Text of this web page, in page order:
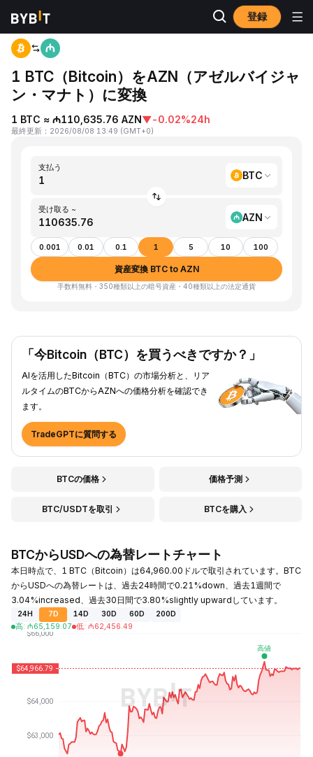
登録
ホーム BTC to AZN
1 BTC（Bitcoin）をAZN（アゼルバイジャ
ン・マナト）に変換
1 BTC ≈ ₼110,635.76 AZN▼-0.02%24h
最終更新 ： 2026/08/08 13:49 (GMT+0)
支払う
BTC
受け取る ~
AZN
0.001 0.01 0.1 1 5 10 100
資産変換 BTC to AZN
手数料無料・350種類以上の暗号資産・40種類以上の法定通貨
「今Bitcoin（BTC）を買うべきですか？」
AIを活用したBitcoin（BTC）の市場分析と、リア
ルタイムのBTCからAZNへの価格分析を確認でき
ます。
TradeGPTに質問する
BTCの価格 価格予測
BTC/USDTを取引 BTCを購入
BTCからUSDへの為替レートチャート
本日時点で、1 BTC（Bitcoin）は64,960.00ドルで取引されています。BTC
からUSDへの為替レートは、過去24時間で0.21%down、過去1週間で
3.04%increased、過去30日間で3.80%slightly upwardしています。
24H 7D 14D 30D 60D
200D
高: ₼65,159.07 低: ₼62,456.49